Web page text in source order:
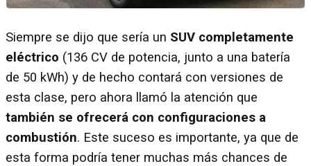
Siempre se dijo que sería un SUV completamente
eléctrico (136 CV de potencia, junto a una batería
de 50 kWh) y de hecho contará con versiones de
esta clase, pero ahora llamó la atención que
también se ofrecerá con configuraciones a
combustión. Este suceso es importante, ya que de
esta forma podría tener muchas más chances de